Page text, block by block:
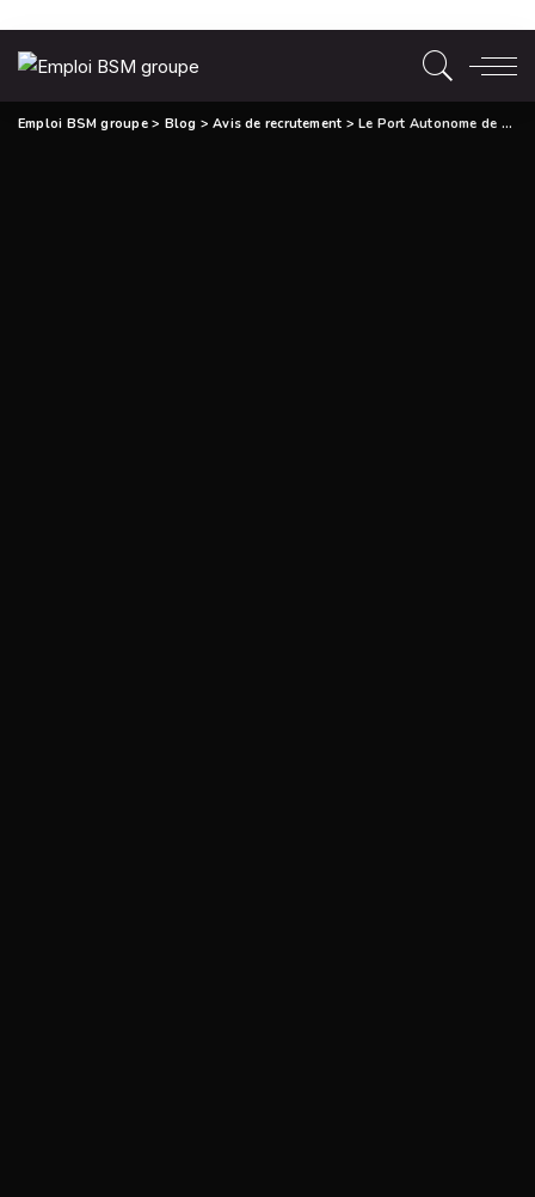
Emploi BSM groupe> Blog >Avis de recrutement >Le Port Autonome de Cotonou recrute Deux Chargé(e)s de Comptes Clients Clés